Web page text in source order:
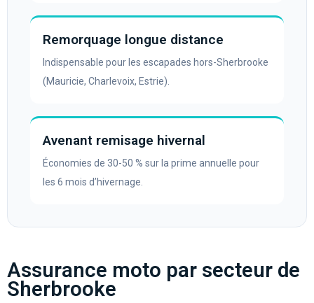
Remorquage longue distance
Indispensable pour les escapades hors-Sherbrooke
(Mauricie, Charlevoix, Estrie).
Avenant remisage hivernal
Économies de 30-50 % sur la prime annuelle pour
les 6 mois d’hivernage.
Assurance moto par secteur de
Sherbrooke